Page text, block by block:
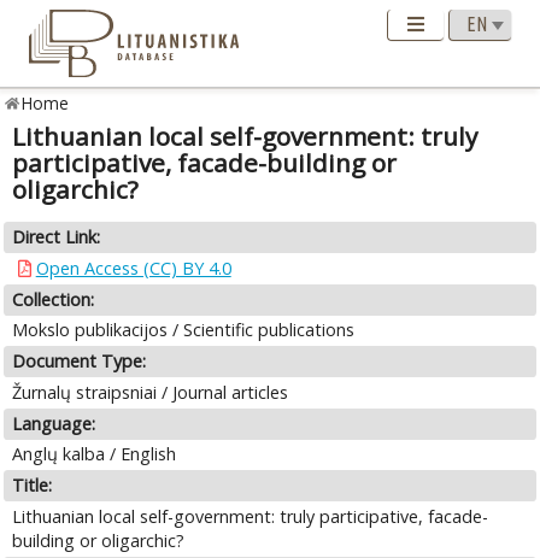
Home
Lithuanian local self-government: truly
participative, facade-building or
oligarchic?
Direct Link:
Open Access (CC) BY 4.0
Collection:
Mokslo publikacijos / Scientific publications
Document Type:
Žurnalų straipsniai / Journal articles
Language:
Anglų kalba / English
Title:
Lithuanian local self-government: truly participative, facade-
building or oligarchic?